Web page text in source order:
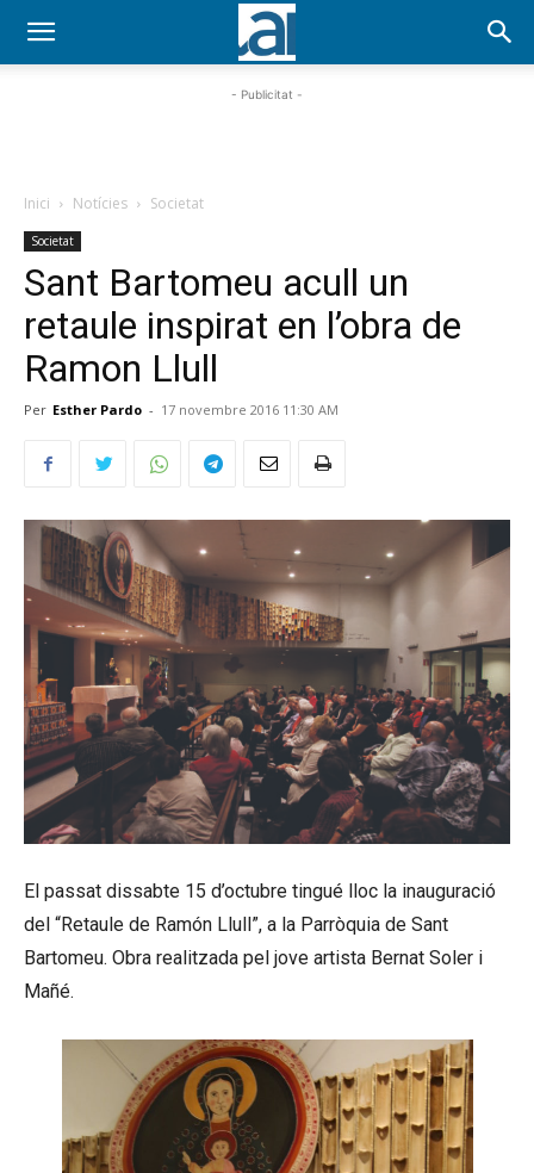
- Publicitat -
Inici Notícies Societat
Societat
Sant Bartomeu acull un
retaule inspirat en l’obra de
Ramon Llull
Per Esther Pardo - 17 novembre 2016 11:30 AM
El passat dissabte 15 d’octubre tingué lloc la inauguració
del “Retaule de Ramón Llull”, a la Parròquia de Sant
Bartomeu. Obra realitzada pel jove artista Bernat Soler i
Mañé.